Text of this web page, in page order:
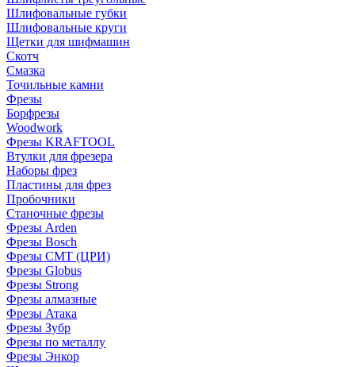
Шлифовальные губки
Шлифовальные круги
Щетки для шифмашин
Скотч
Смазка
Точильные камни
Фрезы
Борфрезы
Woodwork
Фрезы KRAFTOOL
Втулки для фрезера
Наборы фрез
Пластины для фрез
Пробочники
Станочные фрезы
Фрезы Arden
Фрезы Bosch
Фрезы CMT (ЦРИ)
Фрезы Globus
Фрезы Strong
Фрезы алмазные
Фрезы Атака
Фрезы Зубр
Фрезы по металлу
Фрезы Энкор